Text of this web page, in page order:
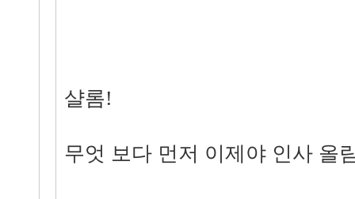
샬롬!
무엇 보다 먼저 이제야 인사 올